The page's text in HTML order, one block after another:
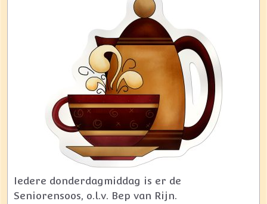
Iedere donderdagmiddag is er de
Seniorensoos, o.l.v. Bep van Rijn.